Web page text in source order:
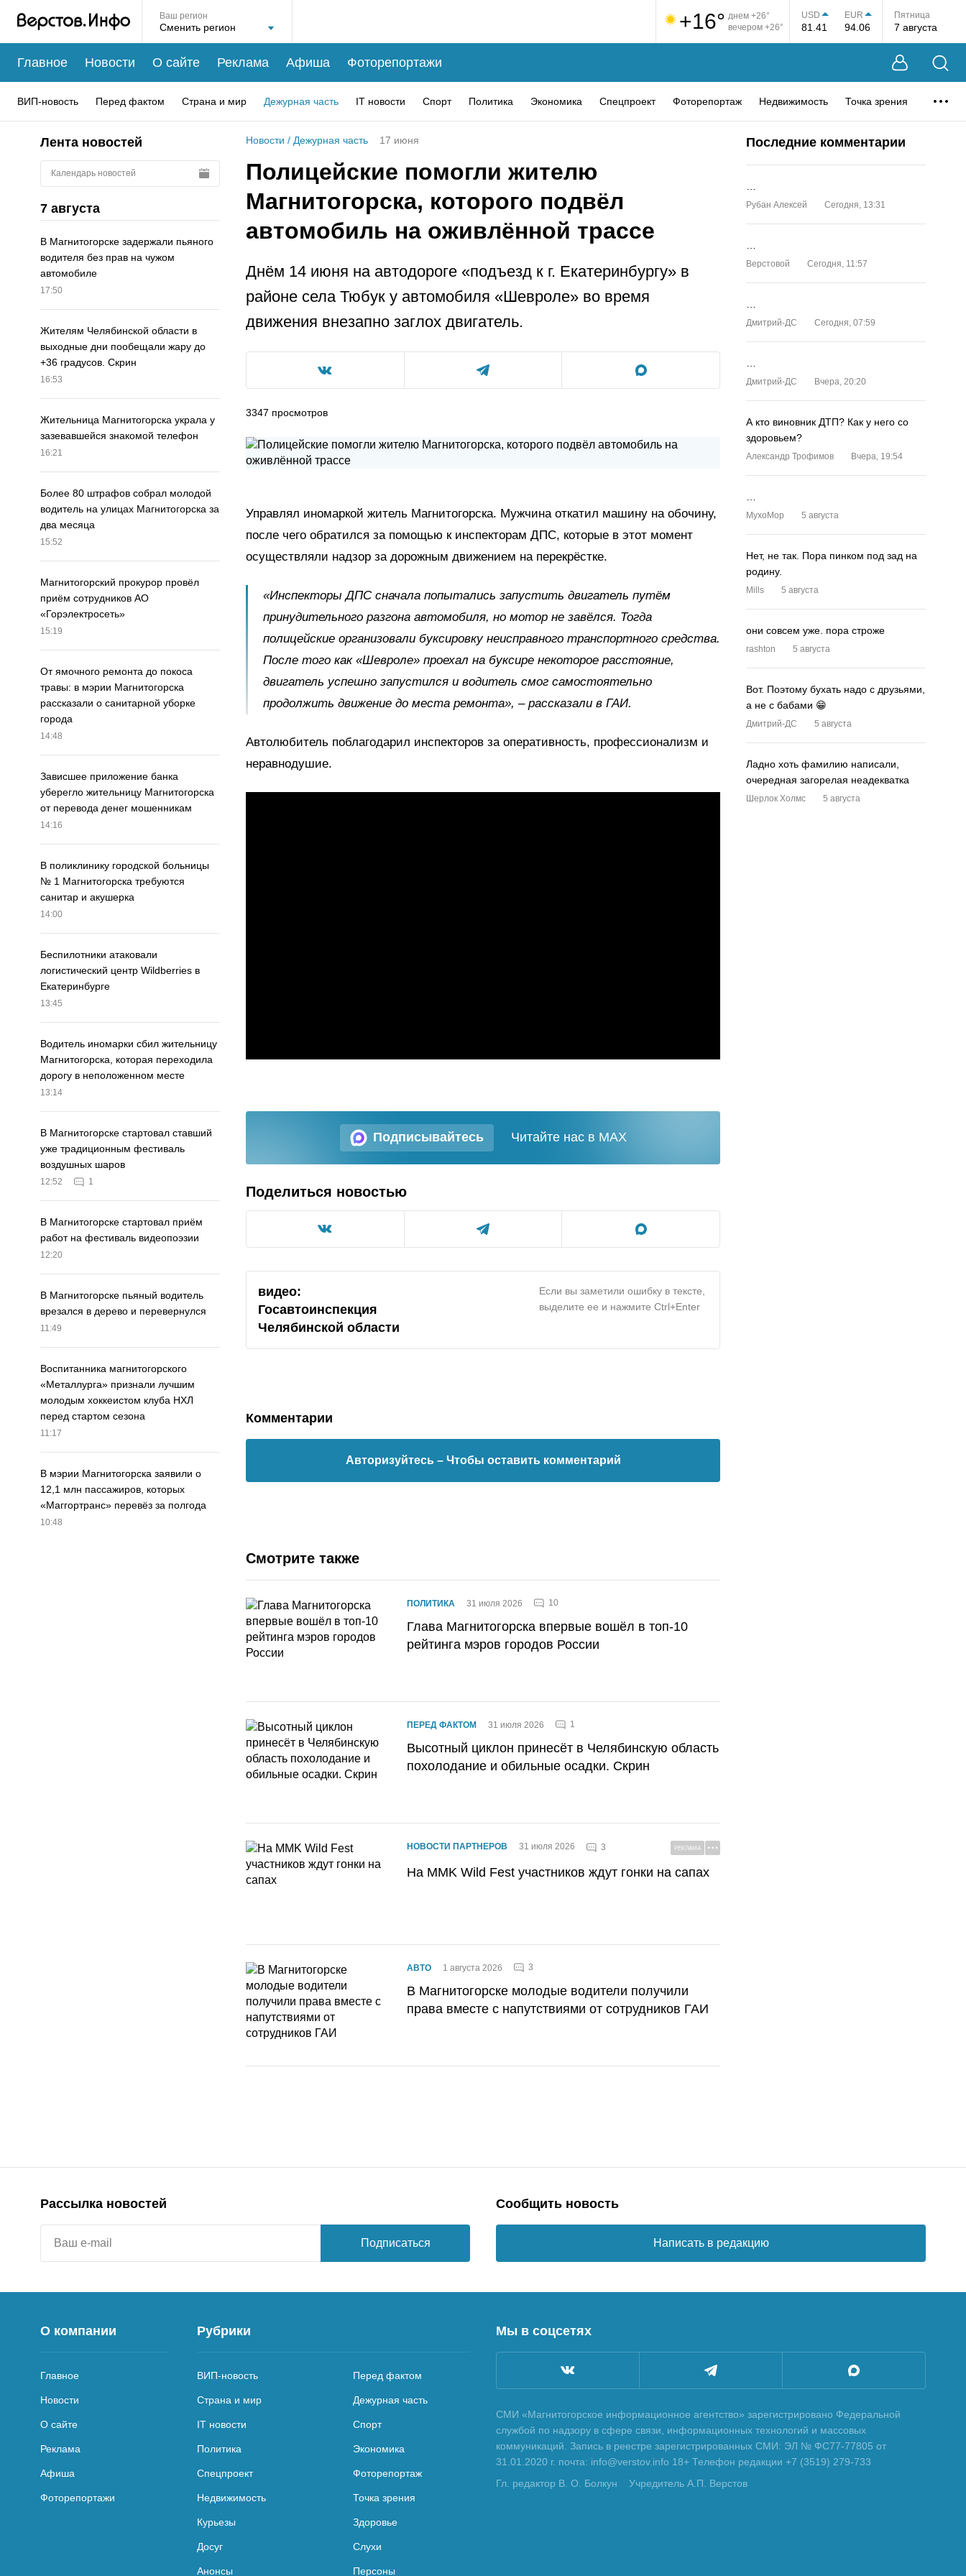
Ваш регион +16° днем +26°
вечером +26°
USD
81.41
EUR
94.06
Пятница
7 августа
Главное Новости О сайте Реклама Афиша Фоторепортажи
ВИП-новость Перед фактом Страна и мир Дежурная часть IT новости Спорт Политика Экономика Спецпроект Фоторепортаж Недвижимость Точка зрения
Лента новостей
Календарь новостей
7 августа
В Магнитогорске задержали пьяного
водителя без прав на чужом
автомобиле
17:50
Жителям Челябинской области в
выходные дни пообещали жару до
+36 градусов. Скрин
16:53
Жительница Магнитогорска украла у
зазевавшейся знакомой телефон
16:21
Более 80 штрафов собрал молодой
водитель на улицах Магнитогорска за
два месяца
15:52
Магнитогорский прокурор провёл
приём сотрудников АО
«Горэлектросеть»
15:19
От ямочного ремонта до покоса
травы: в мэрии Магнитогорска
рассказали о санитарной уборке
города
14:48
Зависшее приложение банка
уберегло жительницу Магнитогорска
от перевода денег мошенникам
14:16
В поликлинику городской больницы
№ 1 Магнитогорска требуются
санитар и акушерка
14:00
Беспилотники атаковали
логистический центр Wildberries в
Екатеринбурге
13:45
Водитель иномарки сбил жительницу
Магнитогорска, которая переходила
дорогу в неположенном месте
13:14
В Магнитогорске стартовал ставший
уже традиционным фестиваль
воздушных шаров
12:52 1
В Магнитогорске стартовал приём
работ на фестиваль видеопоэзии
12:20
В Магнитогорске пьяный водитель
врезался в дерево и перевернулся
11:49
Воспитанника магнитогорского
«Металлурга» признали лучшим
молодым хоккеистом клуба НХЛ
перед стартом сезона
11:17
В мэрии Магнитогорска заявили о
12,1 млн пассажиров, которых
«Маггортранс» перевёз за полгода
10:48
Новости / Дежурная часть 17 июня
Полицейские помогли жителю
Магнитогорска, которого подвёл
автомобиль на оживлённой трассе
Днём 14 июня на автодороге «подъезд к г. Екатеринбургу» в
районе села Тюбук у автомобиля «Шевроле» во время
движения внезапно заглох двигатель.
3347 просмотров
Управлял иномаркой житель Магнитогорска. Мужчина откатил машину на обочину,
после чего обратился за помощью к инспекторам ДПС, которые в этот момент
осуществляли надзор за дорожным движением на перекрёстке.
«Инспекторы ДПС сначала попытались запустить двигатель путём
принудительного разгона автомобиля, но мотор не завёлся. Тогда
полицейские организовали буксировку неисправного транспортного средства.
После того как «Шевроле» проехал на буксире некоторое расстояние,
двигатель успешно запустился и водитель смог самостоятельно
продолжить движение до места ремонта», – рассказали в ГАИ.
Автолюбитель поблагодарил инспекторов за оперативность, профессионализм и
неравнодушие.
Подписывайтесь Читайте нас в MAX
Поделиться новостью
видео:
Госавтоинспекция
Челябинской области
Если вы заметили ошибку в тексте,
выделите ее и нажмите Ctrl+Enter
Комментарии
Авторизуйтесь – Чтобы оставить комментарий
Смотрите также
ПОЛИТИКА 31 июля 2026 10
Глава Магнитогорска впервые вошёл в топ-10
рейтинга мэров городов России
ПЕРЕД ФАКТОМ 31 июля 2026 1
Высотный циклон принесёт в Челябинскую область
похолодание и обильные осадки. Скрин
НОВОСТИ ПАРТНЕРОВ 31 июля 2026 3 РЕКЛАМА
На MMK Wild Fest участников ждут гонки на сапах
АВТО 1 августа 2026 3
В Магнитогорске молодые водители получили
права вместе с напутствиями от сотрудников ГАИ
Последние комментарии
Рубан Алексей Сегодня, 13:31
Верстовой Сегодня, 11:57
Дмитрий-ДС Сегодня, 07:59
Дмитрий-ДС Вчера, 20:20
А кто виновник ДТП? Как у него со
здоровьем?
Александр Трофимов Вчера, 19:54
MyxoMop 5 августа
Нет, не так. Пора пинком под зад на
родину.
Mills 5 августа
они совсем уже. пора строже
rashton 5 августа
Вот. Поэтому бухать надо с друзьями,
а не с бабами 😁
Дмитрий-ДС 5 августа
Ладно хоть фамилию написали,
очередная загорелая неадекватка
Шерлок Холмс 5 августа
Рассылка новостей
Подписаться
Сообщить новость
Написать в редакцию
О компании
Главное
Новости
О сайте
Реклама
Афиша
Фоторепортажи
Рубрики
ВИП-новость Перед фактом
Страна и мир Дежурная часть
IT новости Спорт
Политика Экономика
Спецпроект Фоторепортаж
Недвижимость Точка зрения
Курьезы Здоровье
Досуг Слухи
Анонсы Персоны
Мы в соцсетях
СМИ «Магнитогорское информационное агентство» зарегистрировано Федеральной
службой по надзору в сфере связи, информационных технологий и массовых
коммуникаций. Запись в реестре зарегистрированных СМИ: ЭЛ № ФС77-77805 от
31.01.2020 г. почта: info@verstov.info 18+ Телефон редакции +7 (3519) 279-733
Гл. редактор В. О. Болкун
Учредитель А.П. Верстов